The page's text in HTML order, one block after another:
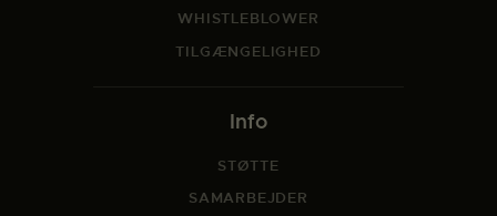
WHISTLEBLOWER
TILGÆNGELIGHED
Info
STØTTE
SAMARBEJDER